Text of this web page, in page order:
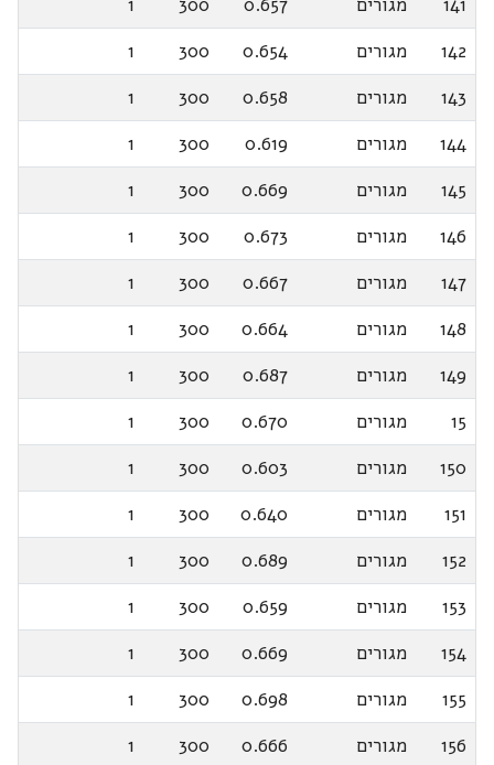
142
מגורים 0.654
300
1
143
מגורים 0.658
300
1
144
מגורים 0.619
300
1
145
מגורים 0.669
300
1
146
מגורים 0.673
300
1
147
מגורים 0.667
300
1
148
מגורים 0.664
300
1
149
מגורים 0.687
300
1
15
מגורים 0.670
300
1
150
מגורים 0.603
300
1
151
מגורים 0.640
300
1
152
מגורים 0.689
300
1
153
מגורים 0.659
300
1
154
מגורים 0.669
300
1
155
מגורים 0.698
300
1
156
מגורים 0.666
300
1